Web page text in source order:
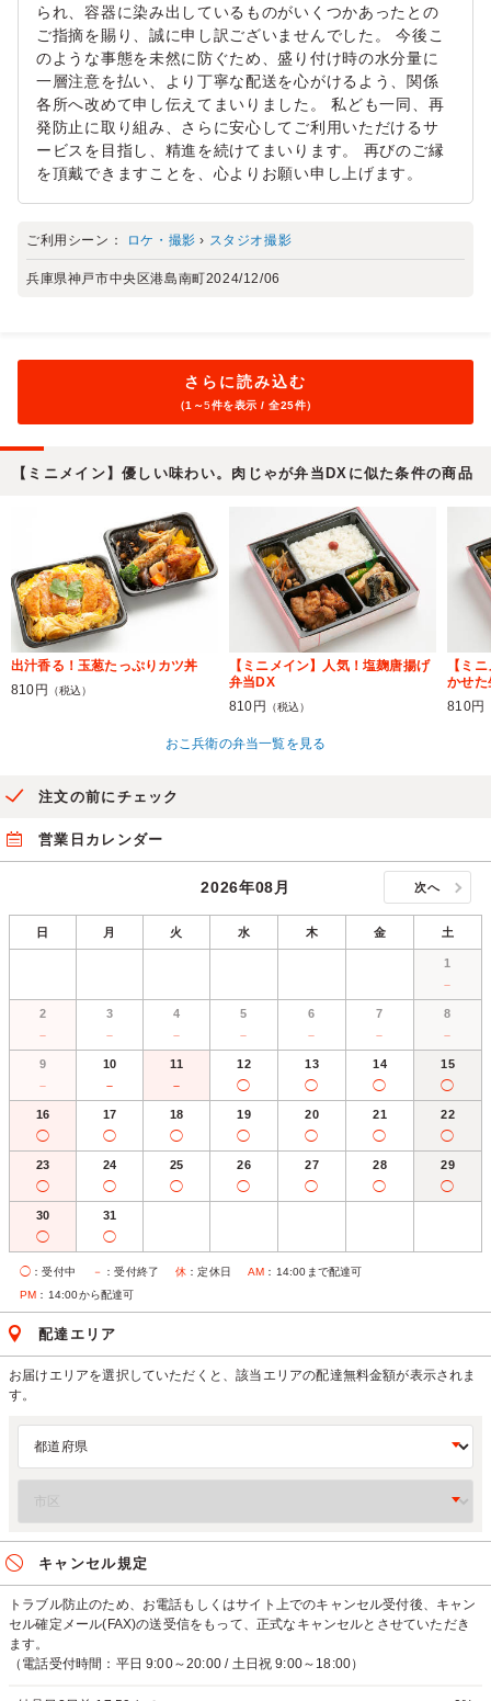
られ、容器に染み出しているものがいくつかあったとの
ご指摘を賜り、誠に申し訳ございませんでした。 今後こ
のような事態を未然に防ぐため、盛り付け時の水分量に
一層注意を払い、より丁寧な配送を心がけるよう、関係
各所へ改めて申し伝えてまいりました。 私ども一同、再
発防止に取り組み、さらに安心してご利用いただけるサ
ービスを目指し、精進を続けてまいります。 再びのご縁
を頂戴できますことを、心よりお願い申し上げます。
ご利用シーン： ロケ・撮影 › スタジオ撮影
兵庫県神戸市中央区港島南町2024/12/06
さらに読み込む
（1～5件を表示 / 全25件）
【ミニメイン】優しい味わい。肉じゃが弁当DXに似た条件の商品
出汁香る！玉葱たっぷりカツ丼
810円
（税込）
【ミニメイン】人気！塩麹唐揚げ
弁当DX
810円
（税込）
【ミ
かせた
810円
おこ兵衛の弁当一覧を見る
注文の前にチェック
営業日カレンダー
2026年08月 次へ
日 月 火 水 木 金 土
1
－
2
－
3
－
4
－
5
－
6
－
7
－
8
－
9
－
10
－
11
－
12
◯
13
◯
14
◯
15
◯
16
◯
17
◯
18
◯
19
◯
20
◯
21
◯
22
◯
23
◯
24
◯
25
◯
26
◯
27
◯
28
◯
29
◯
30
◯
31
◯
◯ ：受付中 － ：受付終了 休 ：定休日 AM ：14:00まで配達可
PM ：14:00から配達可
配達エリア
お届けエリアを選択していただくと、該当エリアの配達無料金額が表示されま
す。
キャンセル規定
トラブル防止のため、お電話もしくはサイト上でのキャンセル受付後、キャン
セル確定メール(FAX)の送受信をもって、正式なキャンセルとさせていただき
ます。
（電話受付時間：平日 9:00～20:00 / 土日祝 9:00～18:00）